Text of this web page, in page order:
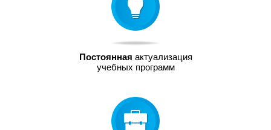
Постоянная актуализация
учебных программ